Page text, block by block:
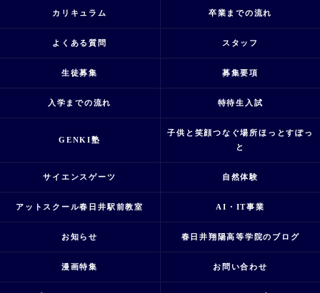
カリキュラム 卒業までの流れ
よくある質問 スタッフ
生徒募集 募集要項
入学までの流れ 特待生入試
GENKI塾
子供と笑顔つなぐ場所ほっとすぽっ
と
サイエンスゲーツ 自然体験
アットスクール春日井駅前教室 AI・IT事業
お知らせ 春日井翔陽高等学院のブログ
漫画特集 お問い合わせ